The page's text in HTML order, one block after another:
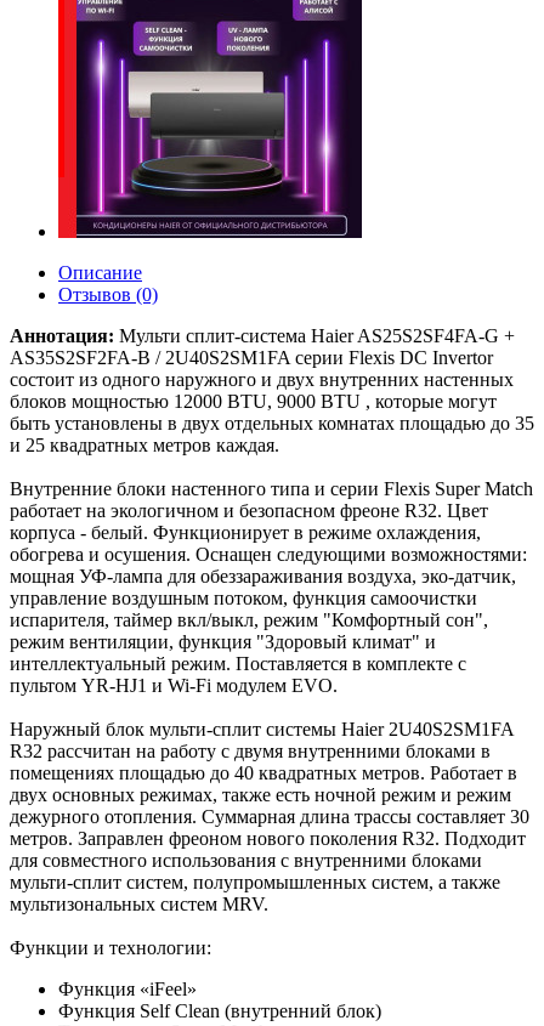
Описание
Отзывов (0)
Аннотация: Мульти сплит-система Haier AS25S2SF4FA-G +
AS35S2SF2FA-B / 2U40S2SM1FA серии Flexis DC Invertor
состоит из одного наружного и двух внутренних настенных
блоков мощностью 12000 BTU, 9000 BTU , которые могут
быть установлены в двух отдельных комнатах площадью до 35
и 25 квадратных метров каждая.
Внутренние блоки настенного типа и серии Flexis Super Match
работает на экологичном и безопасном фреоне R32. Цвет
корпуса - белый. Функционирует в режиме охлаждения,
обогрева и осушения. Оснащен следующими возможностями:
мощная УФ-лампа для обеззараживания воздуха, эко-датчик,
управление воздушным потоком, функция самоочистки
испарителя, таймер вкл/выкл, режим "Комфортный сон",
режим вентиляции, функция "Здоровый климат" и
интеллектуальный режим. Поставляется в комплекте с
пультом YR-HJ1 и Wi-Fi модулем EVO.
Наружный блок мульти-сплит системы Haier 2U40S2SM1FA
R32 рассчитан на работу с двумя внутренними блоками в
помещениях площадью до 40 квадратных метров. Работает в
двух основных режимах, также есть ночной режим и режим
дежурного отопления. Суммарная длина трассы составляет 30
метров. Заправлен фреоном нового поколения R32. Подходит
для совместного использования с внутренними блоками
мульти-сплит систем, полупромышленных систем, а также
мультизональных систем MRV.
Функции и технологии:
Функция «iFeel»
Функция Self Clean (внутренний блок)